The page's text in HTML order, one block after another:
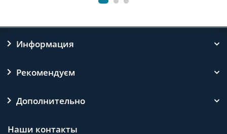
Информация
Рекомендуєм
Дополнительно
Наши контакты